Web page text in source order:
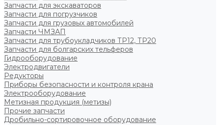
Запчасти для экскаваторов
Запчасти для погрузчиков
Запчасти для грузовых автомобилей
Запчасти ЧМЗАП
Запчасти для трубоукладчиков ТР12, ТР20
Запчасти для болгарских тельферов
Гидрооборудование
Электродвигатели
Редукторы
Приборы безопасности и контроля крана
Электрооборудование
Метизная продукция (метизы)
Прочие запчасти
Дробильно-сортировочное оборудование